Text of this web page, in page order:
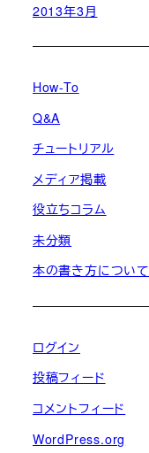
2013年3月
How-To
Q&A
チュートリアル
メディア掲載
役立ちコラム
未分類
本の書き方について
ログイン
投稿フィード
コメントフィード
WordPress.org